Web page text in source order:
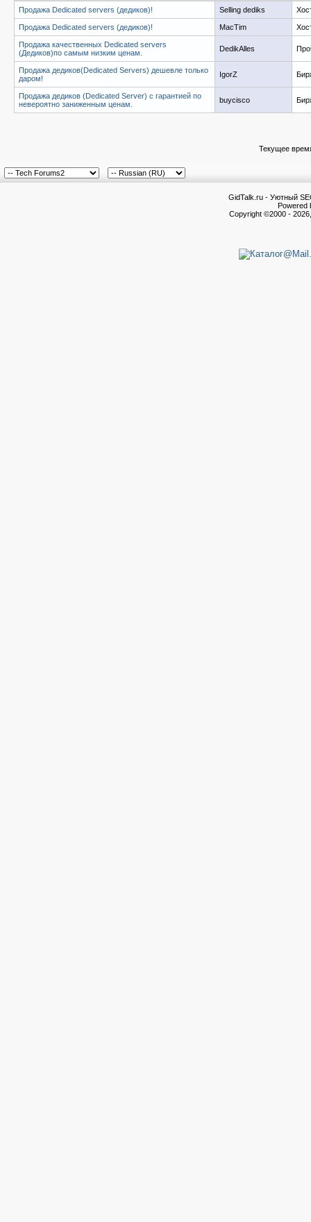
Продажа Dedicated servers (дедиков)!
Selling dediks
Продажа Dedicated servers (дедиков)! MacTim
Продажа качественных Dedicated servers
(Дедиков)по самым низким ценам.
DedikAlles
Продажа дедиков(Dedicated Servers) дешевле только
даром!
IgorZ
Продажа дедиков (Dedicated Server) с гарантией по
невероятно заниженным ценам.
buycisco
Текущее
GidTalk.ru - Уютный
Powered
Copyright ©2000 -